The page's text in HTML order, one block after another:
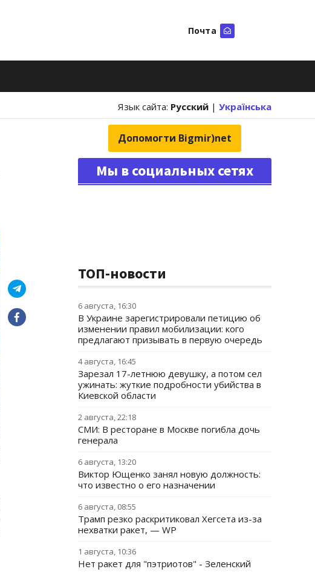
Почта
Язык сайта: Русский | Українська
Допомогти Bigmir)net
Мы в социальных сетях
ТОП-новости
6 августа, 16:30
В Украине зарегистрировали петицию об
изменении правил мобилизации: кого
предлагают призывать в первую очередь
4 августа, 16:45
Зарезал 17-летнюю девушку, а потом сел
ужинать: жуткие подробности убийства в
Киевской области
2 августа, 22:18
СМИ: В ресторане в Москве погибла дочь
генерала
6 августа, 13:20
Виктор Ющенко занял новую должность:
что известно о его назначении
6 августа, 08:55
Трамп резко раскритиковал Хегсета из-за
нехватки ракет, — WP
1 августа, 10:36
Нет ракет для "пэтриотов" - Зеленский